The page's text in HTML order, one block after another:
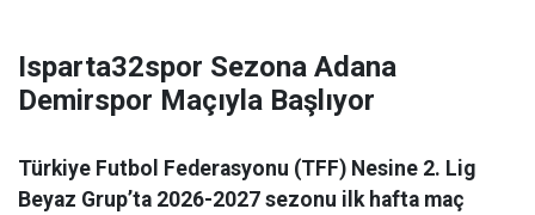
Isparta32spor Sezona Adana
Demirspor Maçıyla Başlıyor
Türkiye Futbol Federasyonu (TFF) Nesine 2. Lig
Beyaz Grup’ta 2026-2027 sezonu ilk hafta maç